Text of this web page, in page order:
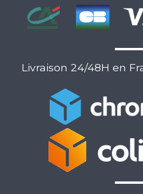
Livraison 24/48H en